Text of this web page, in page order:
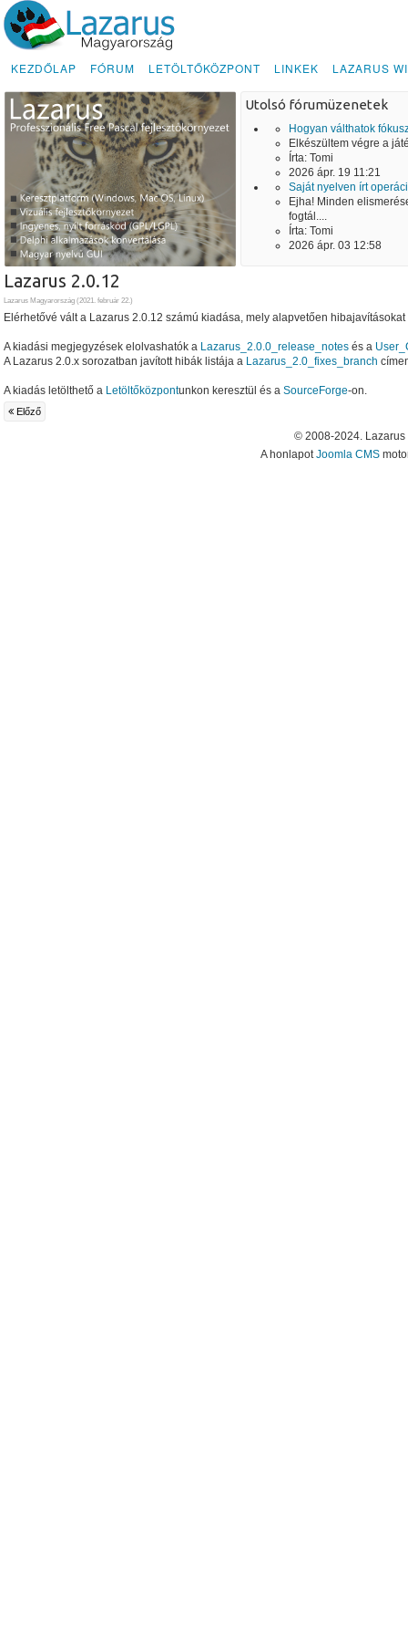
KEZDŐLAP FÓRUM LETÖLTŐKÖZPONT LINKEK LAZARUS
Utolsó fórumüzenetek
Hogyan válthatok
Elkészültem végre a
Írta:Tomi
2026 ápr. 19 11:21
Saját nyelven írt
Ejha! Minden
fogtál....
Írta:Tomi
2026 ápr. 03 12:58
Lazarus 2.0.12
Lazarus Magyarország (2021. február 22.)
Elérhetővé vált a Lazarus 2.0.12 számú kiadása, mely alapvetően
A kiadási megjegyzések elolvashatók a Lazarus_2.0.0_release_notes és a
A Lazarus 2.0.x sorozatban javított hibák listája a Lazarus_2.0_fixes_branch
A kiadás letölthető a Letöltőközpontunkon keresztül és a SourceForge-on.
Előző
© 2008-2024.
A honlapotJoomla CMS